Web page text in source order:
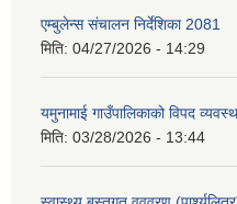
एम्बुलेन्स संचालन निर्देशिका 2081
मिति: 04/27/2026 - 14:29
यमुनामाई गाउँपालिकाको विपद
मिति: 03/28/2026 - 13:44